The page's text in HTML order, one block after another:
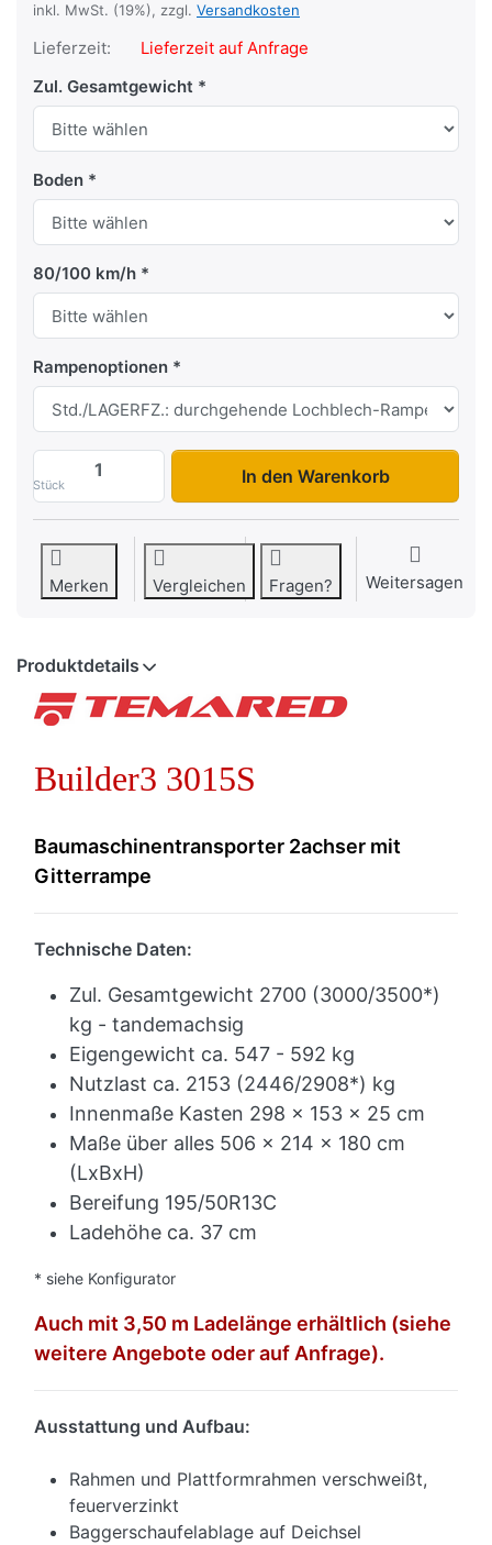
inkl. MwSt. (19%), zzgl. Versandkosten
Lieferzeit:
Lieferzeit auf Anfrage
Zul. Gesamtgewicht
Boden
80/100 km/h
Rampenoptionen
Stück
Builder3 3015S zu 4.235,00 €, Menge 1.
In den Warenkorb
Merken Vergleichen Fragen? Weitersagen
Produktdetails
Builder3 3015S
Baumaschinentransporter 2achser mit
Gitterrampe
Technische Daten:
Zul. Gesamtgewicht 2700 (3000/3500*)
kg - tandemachsig
Eigengewicht ca. 547 - 592 kg
Nutzlast ca. 2153 (2446/2908*) kg
Innenmaße Kasten 298 x 153 x 25 cm
Maße über alles 506 x 214 x 180 cm
(LxBxH)
Bereifung 195/50R13C
Ladehöhe ca. 37 cm
* siehe Konfigurator
Auch mit 3,50 m Ladelänge erhältlich (siehe
weitere Angebote oder auf Anfrage).
Ausstattung und Aufbau:
Rahmen und Plattformrahmen verschweißt,
feuerverzinkt
Baggerschaufelablage auf Deichsel